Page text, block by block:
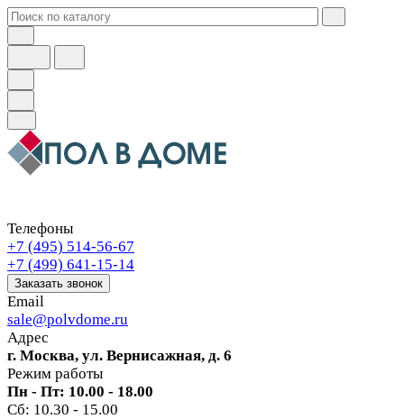
Телефоны
+7 (495) 514-56-67
+7 (499) 641-15-14
Заказать звонок
Email
sale@polvdome.ru
Адрес
г. Москва, ул. Вернисажная, д. 6
Режим работы
Пн - Пт: 10.00 - 18.00
Сб: 10.30 - 15.00